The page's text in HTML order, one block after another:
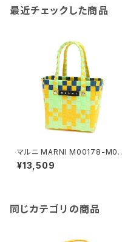
最近チェックした商品
マルニ MARNI M00178-M00
IW-0M533 ハンドバッグ レデ
ィース マーケット MARKET マ
¥13,509
同じカテゴリの商品